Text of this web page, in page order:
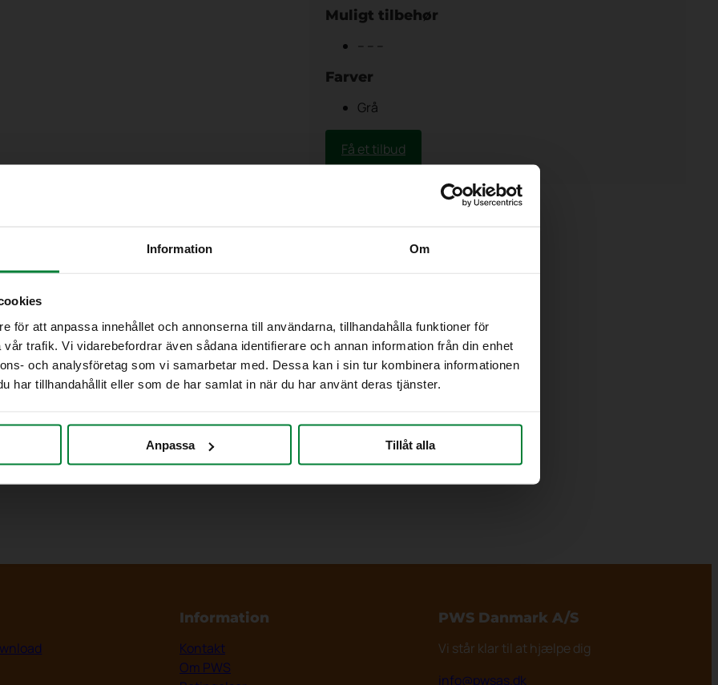
Information Om
för att anpassa innehållet och annonserna till användarna, tillhandahålla funktioner för
trafik. Vi vidarebefordrar även sådana identifierare och annan information från din enhet
och analysföretag som vi samarbetar med. Dessa kan i sin tur kombinera informationen
har tillhandahållit eller som de har samlat in när du har använt deras tjänster.
Anpassa Tillåt alla
Muligt tilbehør
Farver
Grå
Få et tilbud
Information
Kontakt
Om PWS
PWS DanmarkA/S
Vi står klar til at hjælpe dig
info@pwsas.dk